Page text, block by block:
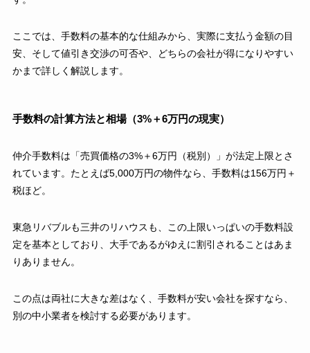
ここでは、手数料の基本的な仕組みから、実際に支払う金額の目
安、そして値引き交渉の可否や、どちらの会社が得になりやすい
かまで詳しく解説します。
手数料の計算方法と相場（3%＋6万円の現実）
仲介手数料は「売買価格の3%＋6万円（税別）」が法定上限とさ
れています。たとえば5,000万円の物件なら、手数料は156万円＋
税ほど。
東急リバブルも三井のリハウスも、この上限いっぱいの手数料設
定を基本としており、大手であるがゆえに割引されることはあま
りありません。
この点は両社に大きな差はなく、手数料が安い会社を探すなら、
別の中小業者を検討する必要があります。